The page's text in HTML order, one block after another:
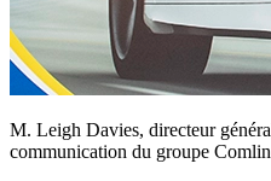
M. Leigh Davies, directeur
communication du groupe